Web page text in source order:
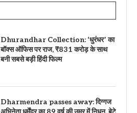
Dhurandhar Collection: ‘धुरंधर’ का
बॉक्स ऑफिस पर राज, ₹831 करोड़ के साथ
बनी सबसे बड़ी हिंदी फिल्म
Dharmendra passes away: दिग्गज